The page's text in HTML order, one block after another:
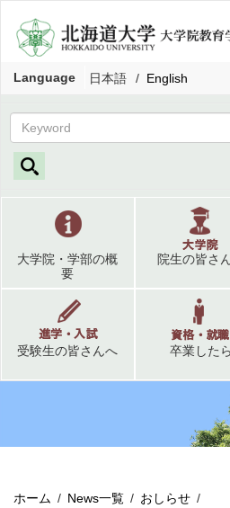
Language 日本語 English
大学院・学部の概
要
院生の皆さ
受験生の皆さんへ 卒業したら
ホーム News一覧
おしらせ